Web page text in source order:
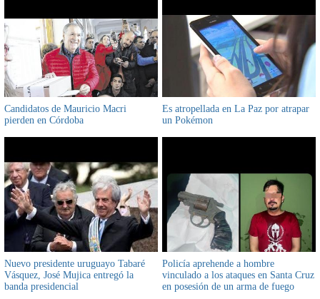
Candidatos de Mauricio Macri
pierden en Córdoba
Es atropellada en La Paz por atrapar
un Pokémon
Nuevo presidente uruguayo Tabaré
Vásquez, José Mujica entregó la
banda presidencial
Policía aprehende a hombre
vinculado a los ataques en Santa Cruz
en posesión de un arma de fuego